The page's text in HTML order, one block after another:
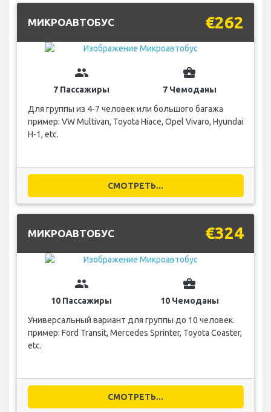
МИКРОАВТОБУС €262
group
7 Пассажиры
business_center
7 Чемоданы
Для группы из 4-7 человек или большого багажа
пример: VW Multivan, Toyota Hiace, Opel Vivaro, Hyundai
H-1, etc.
СМОТРЕТЬ...
МИКРОАВТОБУС €324
group
10 Пассажиры
business_center
10 Чемоданы
Универсальный вариант для группы до 10 человек.
пример: Ford Transit, Mercedes Sprinter, Toyota Coaster,
etc.
СМОТРЕТЬ...